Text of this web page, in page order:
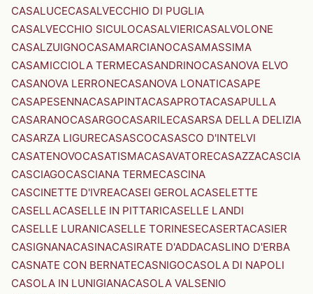
CASALUCECASALVECCHIO DI PUGLIA
CASALVECCHIO SICULOCASALVIERICASALVOLONE
CASALZUIGNOCASAMARCIANOCASAMASSIMA
CASAMICCIOLA TERMECASANDRINOCASANOVA ELVO
CASANOVA LERRONECASANOVA LONATICASAPE
CASAPESENNACASAPINTACASAPROTACASAPULLA
CASARANOCASARGOCASARILECASARSA DELLA DELIZIA
CASARZA LIGURECASASCOCASASCO D'INTELVI
CASATENOVOCASATISMACASAVATORECASAZZACASCIA
CASCIAGOCASCIANA TERMECASCINA
CASCINETTE D'IVREACASEI GEROLACASELETTE
CASELLACASELLE IN PITTARICASELLE LANDI
CASELLE LURANICASELLE TORINESECASERTACASIER
CASIGNANACASINACASIRATE D'ADDACASLINO D'ERBA
CASNATE CON BERNATECASNIGOCASOLA DI NAPOLI
CASOLA IN LUNIGIANACASOLA VALSENIO